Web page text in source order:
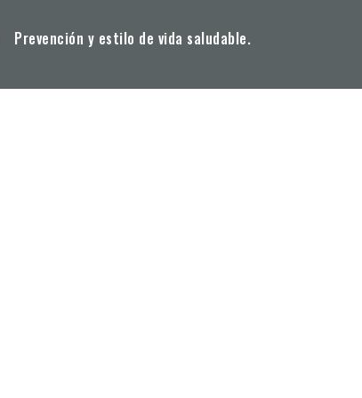
Prevención y estilo de vida saludable.